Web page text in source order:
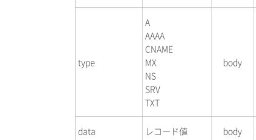
type
A
AAAA
CNAME
MX
NS
SRV
TXT
body
data レコード値 body